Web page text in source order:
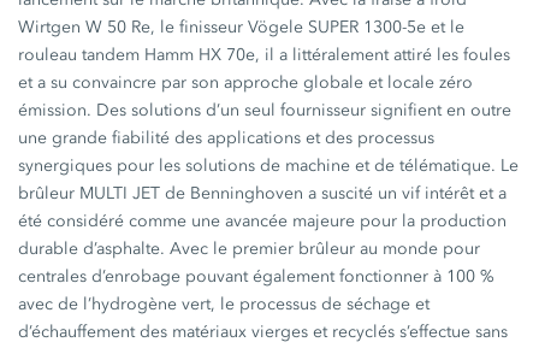
Wirtgen W 50 Re, le finisseur Vögele SUPER 1300-5e et le
rouleau tandem Hamm HX 70e, il a littéralement attiré les foules
et a su convaincre par son approche globale et locale zéro
émission. Des solutions d’un seul fournisseur signifient en outre
une grande fiabilité des applications et des processus
synergiques pour les solutions de machine et de télématique. Le
brûleur MULTI JET de Benninghoven a suscité un vif intérêt et a
été considéré comme une avancée majeure pour la production
durable d’asphalte. Avec le premier brûleur au monde pour
centrales d’enrobage pouvant également fonctionner à 100 %
avec de l’hydrogène vert, le processus de séchage et
d’échauffement des matériaux vierges et recyclés s’effectue sans